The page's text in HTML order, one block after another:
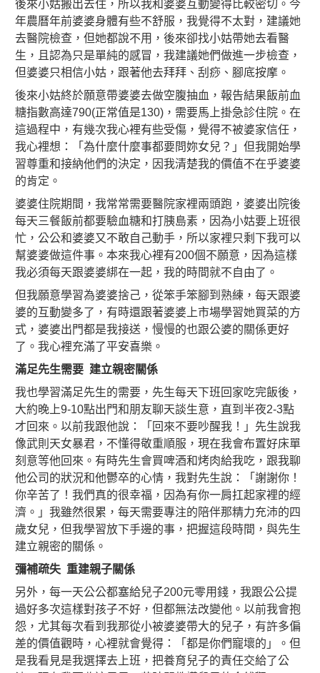
後來小姑搬出去住，所以我和婆婆互動變得比較密切。今
年農曆年前婆婆身體有些不舒服，我覺得不太對，建議她
去醫院檢查，但她都說不用，後來卻找小姑帶她去看醫
生，且認為只是單純的感冒，我建議她們做進一步檢查，
但婆婆只相信小姑，跟著他去拜拜、刮痧、腳底按摩。
後來小姑終於願意帶婆婆去做空腹抽血，報告結果飯前血
糖指數高達790(正常值是130)，需要馬上掛急診住院。在
這過程中，有幾次我心裡有些受傷，覺得不被婆家信任，
我心裡想：「為什麼什麼事都要問妳女兒？」但我開始學
習尊重和接納他們的決定，因我清楚我的價值不在乎婆婆
的肯定。
婆婆住院期間，我常常需要醫院家裡兩頭跑，婆婆出院後
每天三餐飯前都要驗血糖和打胰島素，因為小姑要上班很
忙，公公和婆婆又不敢自己動手，所以家裡只剩下我可以
幫婆婆做這件事。本來我心裡有200個不願意，因為這樣
我必須每天跟婆婆綁在一起，我的時間就不自由了。
但我願意學習為婆婆捨己，從笨手笨腳到熟練，每天跟婆
婆的互動變多了，有時還跟著婆婆上市場學習她買菜的方
式，婆婆出門都是我接送，慢慢的也跟公婆的關係更好
了。我心裡充滿了平安喜樂。
滿足先生需要 建立親密關係
我也學習滿足先生的需要，先生每天下班回家吃完飯後，
大約晚上9-10點出門和朋友聊天談生意，直到半夜2-3點
才回來。以前我跟他說：「回來不要吵醒我！」先生說我
像武則天女暴君，不懂得敬重順服，現在我會布置好床單
刻意等他回來。有時先生會買啤酒和烤肉給我吃，跟我聊
他公司的狀況和他鬱卒的心情，我對先生說：「謝謝你！
你辛苦了！我們真的很幸福，因為有你一肩扛起家裡的經
濟。」我雖然很累，每天需要專注的陪伴那精力充沛的四
歲女兒，但我學習放下手邊的事，把握這段時間，與先生
建立親密的關係。
彌補疏失 重建親子關係
另外，每一天公公都塞給兒子200元零用錢，我跟公公提
過好多次這樣對孩子不好，但都無法改變他。以前我會抱
怨，尤其每次看到我那從小被婆婆帶大的兒子，有許多偏
差的價值觀時，心裡就會覺得：「都是你們寵壞的」。但
是我看見是我選擇去上班，把養育兒子的責任交給了公